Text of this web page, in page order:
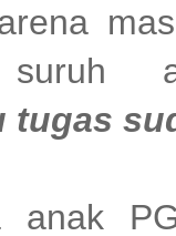
tugas
anak